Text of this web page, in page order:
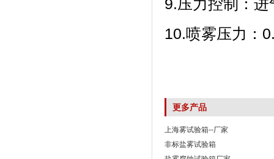
9.压力控制：进
10.喷雾压力
更多产品
上海雾试验箱--厂家
非标盐雾试验箱